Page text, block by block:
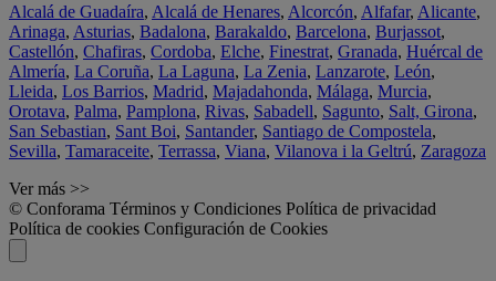
Alcalá de Guadaíra, Alcalá de Henares, Alcorcón, Alfafar, Alicante,
Arinaga, Asturias, Badalona, Barakaldo, Barcelona, Burjassot,
Castellón, Chafiras, Cordoba, Elche, Finestrat, Granada, Huércal de
Almería, La Coruña, La Laguna, La Zenia, Lanzarote, León,
Lleida, Los Barrios, Madrid, Majadahonda, Málaga, Murcia,
Orotava, Palma, Pamplona, Rivas, Sabadell, Sagunto, Salt, Girona,
San Sebastian, Sant Boi, Santander, Santiago de Compostela,
Sevilla, Tamaraceite, Terrassa, Viana, Vilanova i la Geltrú, Zaragoza
Ver más >>
© Conforama Términos y Condiciones Política de privacidad
Política de cookies Configuración de Cookies